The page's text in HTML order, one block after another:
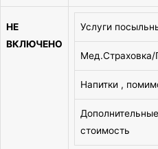
НЕ
ВКЛЮЧЕНО
Услуги
Напитки ,
стоимость